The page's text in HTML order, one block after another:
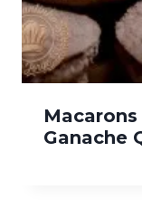
Ganache